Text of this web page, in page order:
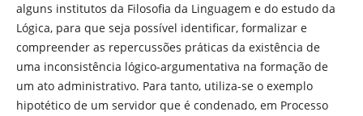
alguns institutos da Filosofia da Linguagem e do estudo da
Lógica, para que seja possível identificar, formalizar e
compreender as repercussões práticas da existência de
uma inconsistência lógico-argumentativa na formação de
um ato administrativo. Para tanto, utiliza-se o exemplo
hipotético de um servidor que é condenado, em Processo